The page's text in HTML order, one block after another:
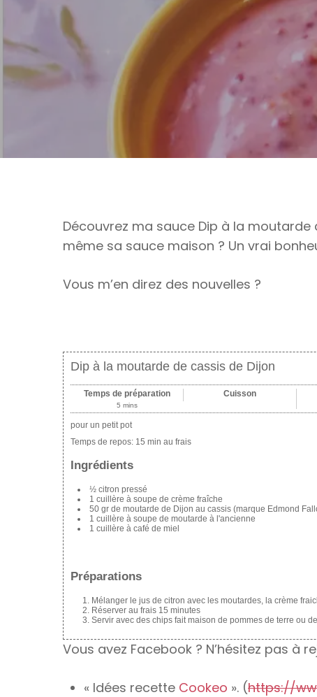
Découvrez ma sauce Dip à la
même sa sauce maison ? Un vrai
Vous m’en direz des nouvelles ?
Dip à la moutarde de cassis de Dijon
Temps de préparation
5 mins
Cuisson
pour un petit pot
Temps de repos: 15 min au frais
Ingrédients
½ citron pressé
1 cuillère à soupe de crème fraîche
50 gr de moutarde de Dijon au cassis (marque Edmond
1 cuillère à soupe de moutarde à l'ancienne
1 cuillère à café de miel
Préparations
Mélanger le jus de citron avec les moutardes, la crème
Réserver au frais 15 minutes
Servir avec des chips fait maison de pommes de terre ou
Vous avez Facebook ? N’hésitez pas à
« Idées recette Cookeo ». (https://